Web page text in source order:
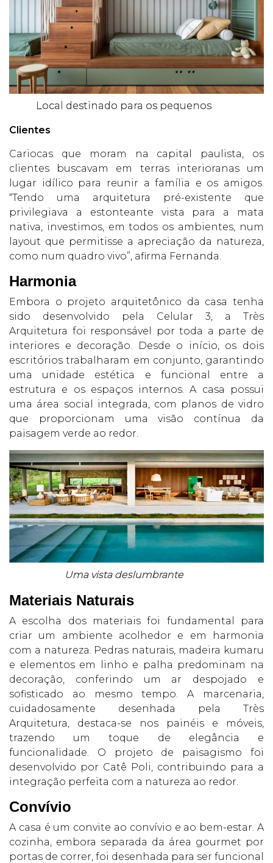
Local destinado para os pequenos
Clientes
Cariocas que moram na capital paulista, os
clientes buscavam em terras interioranas um
lugar idílico para reunir a família e os amigos.
“Tendo uma arquitetura pré-existente que
privilegiava a estonteante vista para a mata
nativa, investimos, em todos os ambientes, num
layout que permitisse a apreciação da natureza,
como num quadro vivo”, afirma Fernanda.
Harmonia
Embora o projeto arquitetônico da casa tenha
sido desenvolvido pela Celular 3, a Très
Arquitetura foi responsável por toda a parte de
interiores e decoração. Desde o início, os dois
escritórios trabalharam em conjunto, garantindo
uma unidade estética e funcional entre a
estrutura e os espaços internos. A casa possui
uma área social integrada, com planos de vidro
que proporcionam uma visão contínua da
paisagem verde ao redor.
Uma vista deslumbrante
Materiais Naturais
A escolha dos materiais foi fundamental para
criar um ambiente acolhedor e em harmonia
com a natureza. Pedras naturais, madeira kumaru
e elementos em linho e palha predominam na
decoração, conferindo um ar despojado e
sofisticado ao mesmo tempo. A marcenaria,
cuidadosamente desenhada pela Très
Arquitetura, destaca-se nos painéis e móveis,
trazendo um toque de elegância e
funcionalidade. O projeto de paisagismo foi
desenvolvido por Catê Poli, contribuindo para a
integração perfeita com a natureza ao redor.
Convívio
A casa é um convite ao convívio e ao bem-estar. A
cozinha, embora separada da área gourmet por
portas de correr, foi desenhada para ser funcional